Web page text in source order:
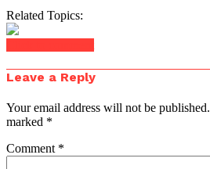
Related Topics:
Leave a Reply
Your email address will not be published.
marked *
Comment *